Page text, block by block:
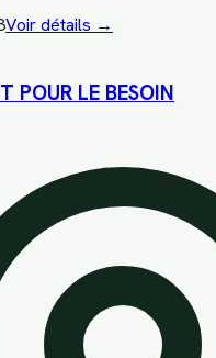
Voir détails →
POUR LE BESOIN